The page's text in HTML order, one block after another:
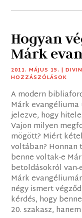
Hogyan
Márk
2011. MÁJUS 15. |
HOZZÁSZÓLÁSOK
A modern
Márk
jelezve, hogy
Vajon milyen
mögött? Miért
voltában? Honnan
benne voltak-e
betoldásokról
Márk
négy ismert
kérdés, hogy
20. szakasz,